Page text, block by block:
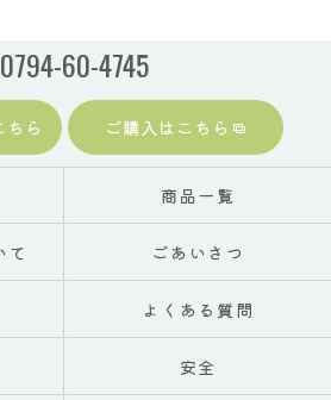
0794-60-4745
ら ご購入はこちら
商品一覧
ごあいさつ
よくある質問
安全